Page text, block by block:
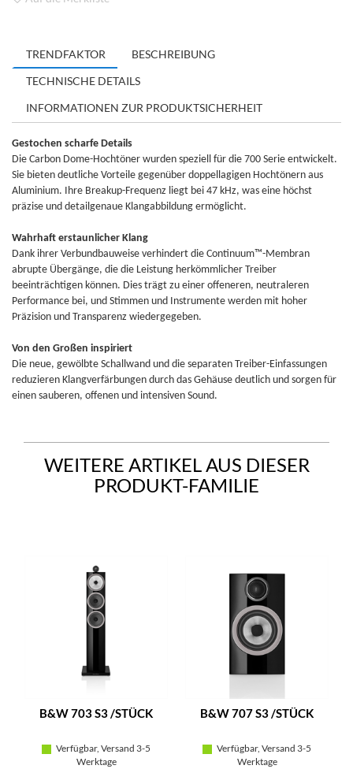
TRENDFAKTOR
BESCHREIBUNG
TECHNISCHE DETAILS
INFORMATIONEN ZUR PRODUKTSICHERHEIT
Gestochen scharfe Details
Die Carbon Dome-Hochtöner wurden speziell für die 700 Serie entwickelt.
Sie bieten deutliche Vorteile gegenüber doppellagigen Hochtönern aus
Aluminium. Ihre Breakup-Frequenz liegt bei 47 kHz, was eine höchst
präzise und detailgenaue Klangabbildung ermöglicht.
Wahrhaft erstaunlicher Klang
Dank ihrer Verbundbauweise verhindert die Continuum™-Membran
abrupte Übergänge, die die Leistung herkömmlicher Treiber
beeinträchtigen können. Dies trägt zu einer offeneren, neutraleren
Performance bei, und Stimmen und Instrumente werden mit hoher
Präzision und Transparenz wiedergegeben.
Von den Großen inspiriert
Die neue, gewölbte Schallwand und die separaten Treiber-Einfassungen
reduzieren Klangverfärbungen durch das Gehäuse deutlich und sorgen für
einen sauberen, offenen und intensiven Sound.
WEITERE ARTIKEL AUS DIESER
PRODUKT-FAMILIE
B&W 703 S3 /STÜCK
Verfügbar, Versand 3-5
Werktage
B&W 707 S3 /STÜCK
Verfügbar, Versand 3-5
Werktage